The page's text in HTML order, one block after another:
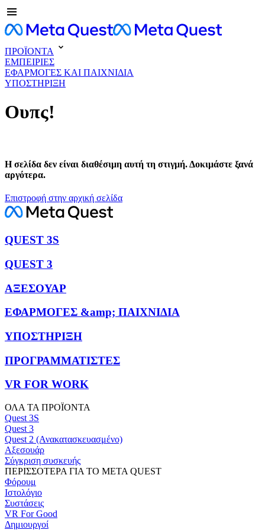
ΠΡΟΪΟΝΤΑ
ΕΜΠΕΙΡΙΕΣ
ΕΦΑΡΜΟΓΕΣ ΚΑΙ ΠΑΙΧΝΙΔΙΑ
ΥΠΟΣΤΗΡΙΞΗ
Ουπς!
Η σελίδα δεν είναι διαθέσιμη αυτή τη στιγμή. Δοκιμάστε ξανά
αργότερα.
Επιστροφή στην αρχική σελίδα
QUEST 3S
QUEST 3
ΑΞΕΣΟΥΑΡ
ΕΦΑΡΜΟΓΕΣ &amp; ΠΑΙΧΝΙΔΙΑ
ΥΠΟΣΤΗΡΙΞΗ
ΠΡΟΓΡΑΜΜΑΤΙΣΤΕΣ
VR FOR WORK
ΟΛΑ ΤΑ ΠΡΟΪΟΝΤΑ
Quest 3S
Quest 3
Quest 2 (Ανακατασκευασμένο)
Αξεσουάρ
Σύγκριση συσκευής
ΠΕΡΙΣΣΟΤΕΡΑ ΓΙΑ ΤΟ META QUEST
Φόρουμ
Ιστολόγιο
Συστάσεις
VR For Good
Δημιουργοί